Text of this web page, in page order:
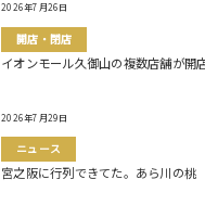
2026年7月26日
開店・閉店
イオンモール久御山の複数店舗が開
2026年7月29日
ニュース
宮之阪に行列できてた。あら川の桃